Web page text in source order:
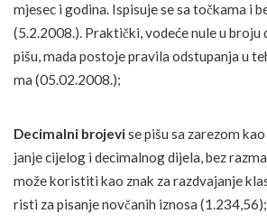
mje­sec i go­di­na. Ispisuje se sa točka­ma i
(5.2.2008.). Praktički, vo­deće nu­le u bro­ju
pišu, ma­da pos­to­je pra­vi­la od­stu­pa­nja u
ma (05.02.2008.);
De­ci­mal­ni bro­je­vise pišu sa za­re­zom
ja­nje cije­log i de­ci­mal­nog dije­la, bez
mo­že ko­ris­ti­ti kao znak za ra­zdva­ja­nje
ris­ti za pi­sa­nje novčanih i­zno­sa (1.234,56);